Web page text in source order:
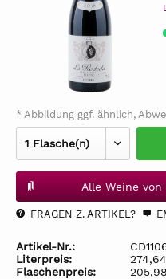
* Abbildung ggf. ähnlich,
Alle Weine
FRAGEN Z. ARTIKEL?
Artikel-Nr.:
Literpreis:
Flaschenpreis: